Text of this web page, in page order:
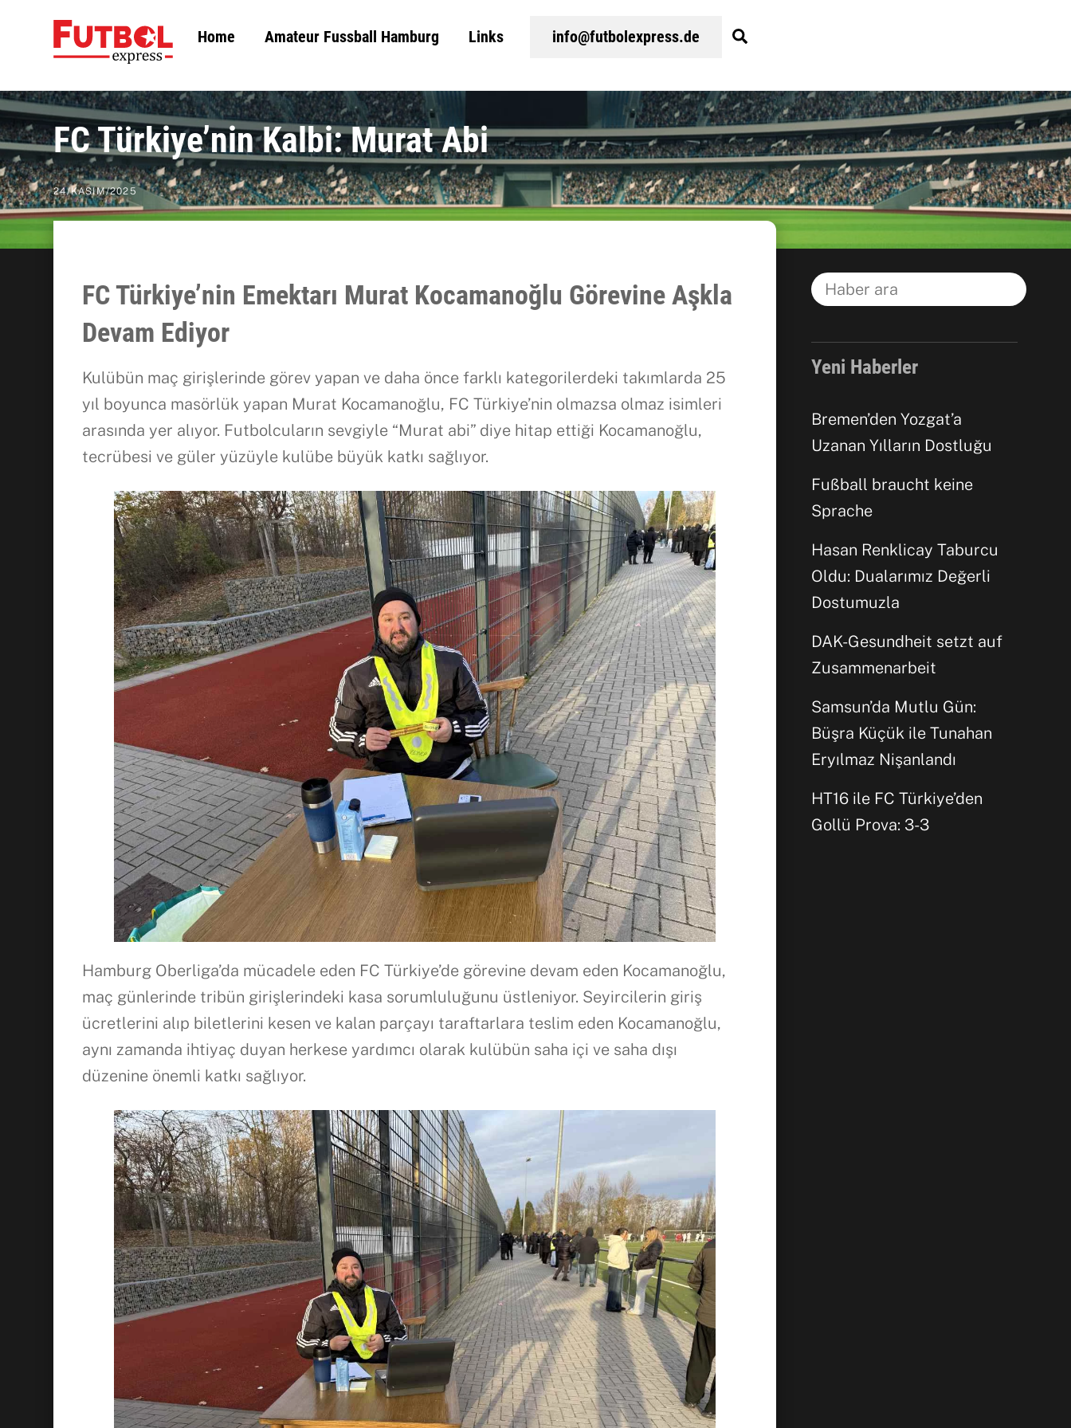
content
Home Amateur Fussball Hamburg Links info@futbolexpress.de
FC Türkiye’nin Kalbi: Murat Abi
24/KASIM/2025
FC Türkiye’nin Emektarı Murat Kocamanoğlu Görevine Aşkla
Devam Ediyor
Kulübün maç girişlerinde görev yapan ve daha önce farklı kategorilerdeki takımlarda 25
yıl boyunca masörlük yapan Murat Kocamanoğlu, FC Türkiye’nin olmazsa olmaz isimleri
arasında yer alıyor. Futbolcuların sevgiyle “Murat abi” diye hitap ettiği Kocamanoğlu,
tecrübesi ve güler yüzüyle kulübe büyük katkı sağlıyor.
Hamburg Oberliga’da mücadele eden FC Türkiye’de görevine devam eden Kocamanoğlu,
maç günlerinde tribün girişlerindeki kasa sorumluluğunu üstleniyor. Seyircilerin giriş
ücretlerini alıp biletlerini kesen ve kalan parçayı taraftarlara teslim eden Kocamanoğlu,
aynı zamanda ihtiyaç duyan herkese yardımcı olarak kulübün saha içi ve saha dışı
düzenine önemli katkı sağlıyor.
Yeni Haberler
Bremen’den Yozgat’a
Uzanan Yılların Dostluğu
Fußball braucht keine
Sprache
Hasan Renklicay Taburcu
Oldu: Dualarımız Değerli
Dostumuzla
DAK-Gesundheit setzt auf
Zusammenarbeit
Samsun’da Mutlu Gün:
Büşra Küçük ile Tunahan
Eryılmaz Nişanlandı
HT16 ile FC Türkiye’den
Gollü Prova: 3-3